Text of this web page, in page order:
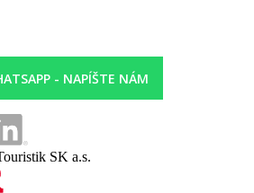
- NAPÍŠTE NÁM
SK a.s.